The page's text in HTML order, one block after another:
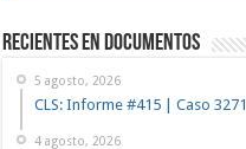
recientes en documentos
5 agosto, 2026
CLS: Informe #415 | Caso 3271
4 agosto, 2026